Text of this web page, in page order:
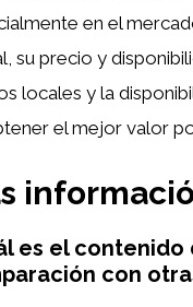
en el
su precio y
locales y la
el mejor valor
es el
con